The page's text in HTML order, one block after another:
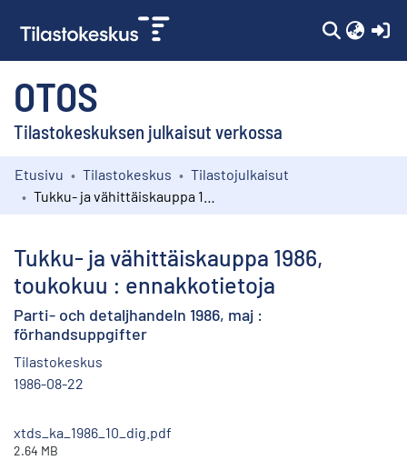
OTOS
Tilastokeskuksen julkaisut verkossa
Kokoelmat
Etusivu Tilastokeskus
Tilastojulkaisut
Tukku- ja vähittäiskauppa 1986,
toukokuu : ennakkotietoja
Parti- och detaljhandeln 1986, maj :
förhandsuppgifter
Tilastokeskus
1986-08-22
xtds_ka_1986_10_dig.pdf
2.64 MB